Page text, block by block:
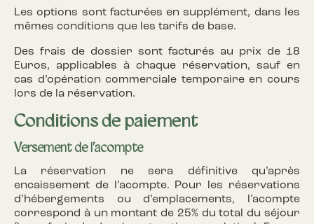
Les options sont facturées en supplément, dans les
mêmes conditions que les tarifs de base.
Des frais de dossier sont facturés au prix de 18
Euros, applicables à chaque réservation, sauf en
cas d’opération commerciale temporaire en cours
lors de la réservation.
Conditions de paiement
Versement de l’acompte
La réservation ne sera définitive qu’après
encaissement de l’acompte. Pour les réservations
d’hébergements ou d’emplacements, l’acompte
correspond à un montant de 25% du total du séjour